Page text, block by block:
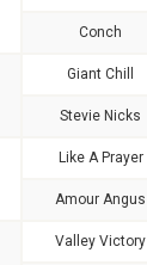
Conch
Giant Chill
Stevie Nicks
Like A Prayer
Amour Angus
Valley Victory